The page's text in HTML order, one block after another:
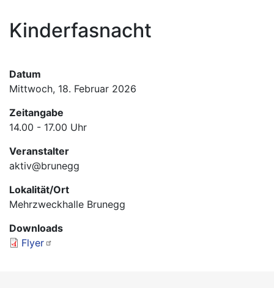
Hauptnavigation
Termine
Kinderfasnacht
Datum
Mittwoch, 18. Februar 2026
Zeitangabe
14.00 - 17.00 Uhr
Veranstalter
aktiv@brunegg
Lokalität/Ort
Mehrzweckhalle Brunegg
Downloads
Flyer